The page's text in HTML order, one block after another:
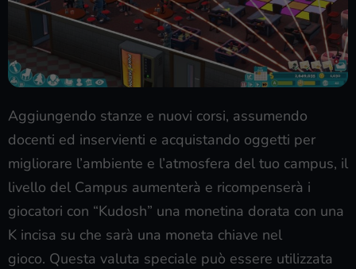
Aggiungendo stanze e nuovi corsi, assumendo
docenti ed inservienti e acquistando oggetti per
migliorare l’ambiente e l’atmosfera del tuo campus, il
livello del Campus aumenterà e ricompenserà i
giocatori con “Kudosh” una monetina dorata con una
K incisa su che sarà una moneta chiave nel
gioco. Questa valuta speciale può essere utilizzata